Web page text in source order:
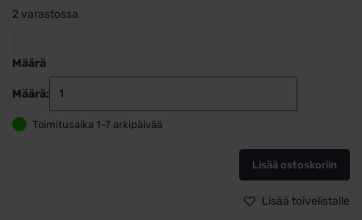
2 varastossa
Määrä
Määrä:
14k
keltakulta
3,4
määrä
Toimitusaika 1-7 arkipäivää
Lisää ostoskoriin
Lisää toivelistalle